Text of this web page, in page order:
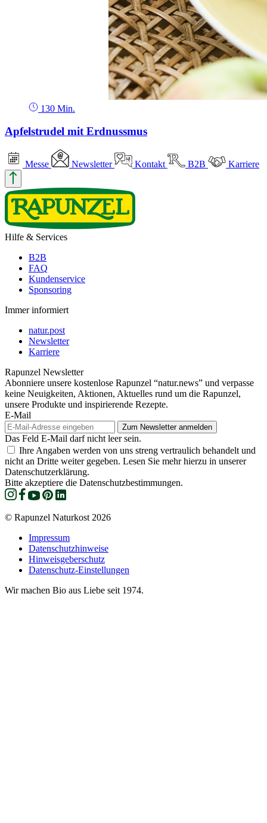
130 Min.
Apfelstrudel mit Erdnussmus
Messe Newsletter Kontakt B2B Karriere
Hilfe & Services
B2B
FAQ
Kundenservice
Sponsoring
Immer informiert
natur.post
Newsletter
Karriere
Rapunzel Newsletter
Abonniere unsere kostenlose Rapunzel “natur.news” und verpasse
keine Neuigkeiten, Aktionen, Aktuelles rund um die Rapunzel,
unsere Produkte und inspirierende Rezepte.
E-Mail
Das Feld E-Mail darf nicht leer sein.
Ihre Angaben werden von uns streng vertraulich behandelt und
nicht an Dritte weiter gegeben. Lesen Sie mehr hierzu in unserer
Datenschutzerklärung.
Bitte akzeptiere die Datenschutzbestimmungen.
© Rapunzel Naturkost 2026
Impressum
Datenschutzhinweise
Hinweisgeberschutz
Datenschutz-Einstellungen
Wir machen Bio aus Liebe seit 1974.